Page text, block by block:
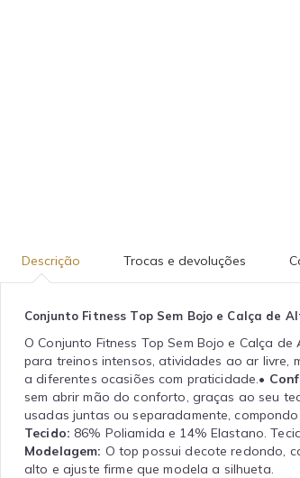
Descrição Trocas e devoluções
Conjunto Fitness Top Sem Bojo e Calça de
O Conjunto Fitness Top Sem Bojo e Calça
para treinos intensos, atividades ao ar livre,
a diferentes ocasiões com praticidade.•
sem abrir mão do conforto, graças ao seu
usadas juntas ou separadamente,
Tecido: 86% Poliamida e 14% Elastano.
Modelagem: O top possui decote redondo,
alto e ajuste firme que modela a silhueta.